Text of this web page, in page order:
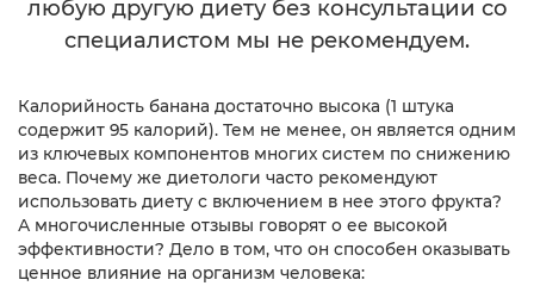
любую другую диету без консультации со
специалистом мы не рекомендуем.
Калорийность банана достаточно высока (1 штука
содержит 95 калорий). Тем не менее, он является одним
из ключевых компонентов многих систем по снижению
веса. Почему же диетологи часто рекомендуют
использовать диету с включением в нее этого фрукта?
А многочисленные отзывы говорят о ее высокой
эффективности? Дело в том, что он способен оказывать
ценное влияние на организм человека: